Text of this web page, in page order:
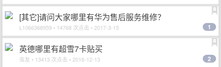
[其它]请问大家哪里有华为售后服务维修？
L1066368959 • 14768 次点击 • 2017-3-15 1
英德哪里有超雪7卡贴买
虫友 • 13413 次点击 • 2016-12-13 2